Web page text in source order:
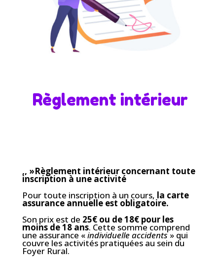
Règlement intérieur
,, »Règlement intérieur concernant toute
inscription à une activité
Pour toute inscription à un cours, la carte
assurance annuelle est obligatoire.
Son prix est de 25€ ou de 18€ pour les
moins de 18 ans. Cette somme comprend
une assurance «individuelle accidents» qui
couvre les activités pratiquées au sein du
Foyer Rural.